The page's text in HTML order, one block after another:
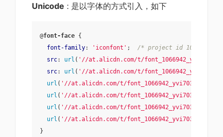
Unicode : 是以字体的方式引入，如下
@font-face {
font-family: 'iconfont' ; /* project id 1066942 */
src: url ( '//at.alicdn.com/t/
src: url ( '//at.alicdn.com/t/
url ( '//at.alicdn.com/t/
url ( '//at.alicdn.com/t/
url ( '//at.alicdn.com/t/
url ( '//at.alicdn.com/t/